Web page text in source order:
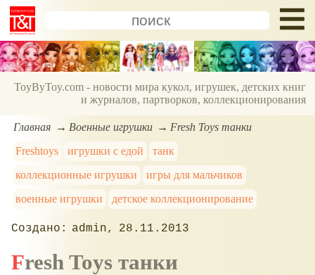
ToyByToy.com - новости мира кукол, игрушек, детских книг
и журналов, партворков, коллекционирования
Главная Военные игрушки
Fresh Toys танки
Freshtoys
игрушки с едой
танк
коллекционные игрушки
игры для мальчиков
военные игрушки
детское коллекционирование
admin 28.11.2013
Fresh Toys танки